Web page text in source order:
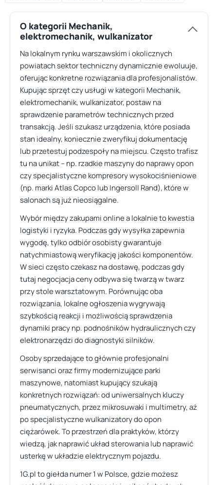
O kategorii Mechanik,
elektromechanik, wulkanizator
Na lokalnym rynku warszawskim i okolicznych
powiatach sektor techniczny dynamicznie ewoluuje,
oferując konkretne rozwiązania dla profesjonalistów.
Kupując sprzęt czy usługi w kategorii Mechanik,
elektromechanik, wulkanizator, postaw na
sprawdzenie parametrów technicznych przed
transakcją. Jeśli szukasz urządzenia, które posiada
stan idealny, koniecznie zweryfikuj dokumentację
lub przetestuj podzespoły na miejscu. Często trafisz
tu na unikat – np. rzadkie maszyny do naprawy opon
czy specjalistyczne kompresory wysokociśnieniowe
(np. marki Atlas Copco lub Ingersoll Rand), które w
salonach są już nieosiągalne.
Wybór między zakupami online a lokalnie to kwestia
logistyki i ryzyka. Podczas gdy wysyłka zapewnia
wygodę, tylko odbiór osobisty gwarantuje
natychmiastową weryfikację jakości komponentów.
W sieci często czekasz na dostawę, podczas gdy
tutaj negocjacja ceny odbywa się twarzą w twarz
przy stole warsztatowym. Porównując oba
rozwiązania, lokalne ogłoszenia wygrywają
szybkością reakcji i możliwością sprawdzenia
dynamiki pracy np. podnośników hydraulicznych czy
elektronarzędzi do diagnostyki silników.
Osoby sprzedające to głównie profesjonalni
serwisanci oraz firmy modernizujące parki
maszynowe, natomiast kupujący szukają
konkretnych rozwiązań: od uniwersalnych kluczy
pneumatycznych, przez mikrosuwaki i multimetry, aż
po specjalistyczne wulkanizatory do opon
ciężarówek. To przestrzeń dla praktyków, którzy
wiedzą, jak naprawić układ sterowania lub naprawić
usterkę w układzie elektrycznym pojazdu.
1G.pl to giełda numer 1 w Polsce, gdzie możesz